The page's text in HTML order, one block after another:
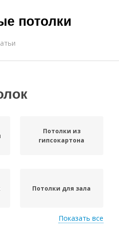
потолки
Потолки из
гипсокартона
Потолки для зала
Показать все